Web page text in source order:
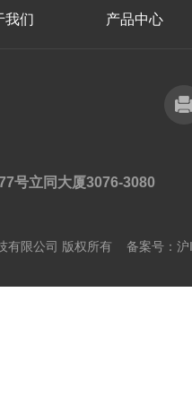
我们 产品中心
号立同大厦3076-3080
有限公司 版权所有 备案号：